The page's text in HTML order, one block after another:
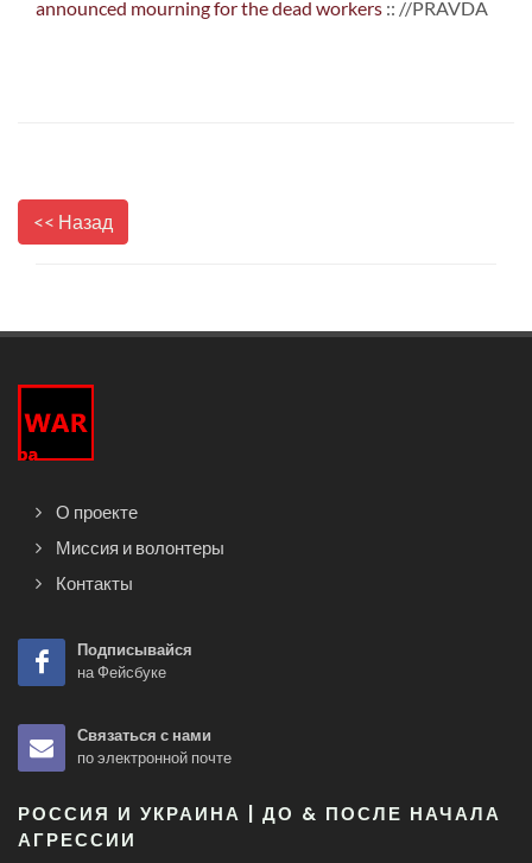
announced mourning for the dead workers :: //PRAVDA
<< Назад
О проекте
Миссия и волонтеры
Контакты
Подписывайся
на Фейсбуке
Связаться с нами
по электронной почте
РОССИЯ И УКРАИНА | ДО & ПОСЛЕ НАЧАЛА
АГРЕССИИ